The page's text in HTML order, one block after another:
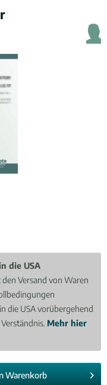
die USA
Versand von Waren
die USA vorübergehend
Mehr hier
Warenkorb